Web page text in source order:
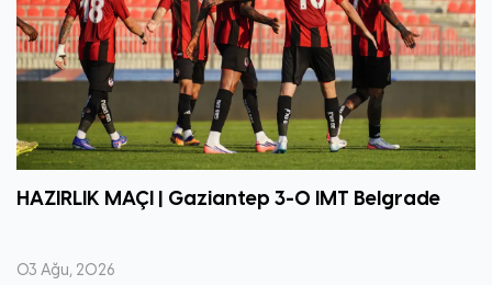
HAZIRLIK MAÇI | Gaziantep 3-0 IMT Belgrade
03 Ağu, 2026